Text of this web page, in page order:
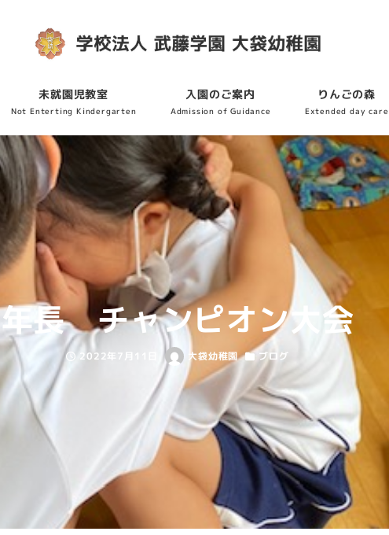
未就園児教室
Not Enterting Kindergarten
入園のご案内
Admission of Guidance
りんごの森
Extended day care
年長 チャンピオン大会
投稿日
2022年7月11日
著
者
大袋幼稚園
カテゴリー
ブログ